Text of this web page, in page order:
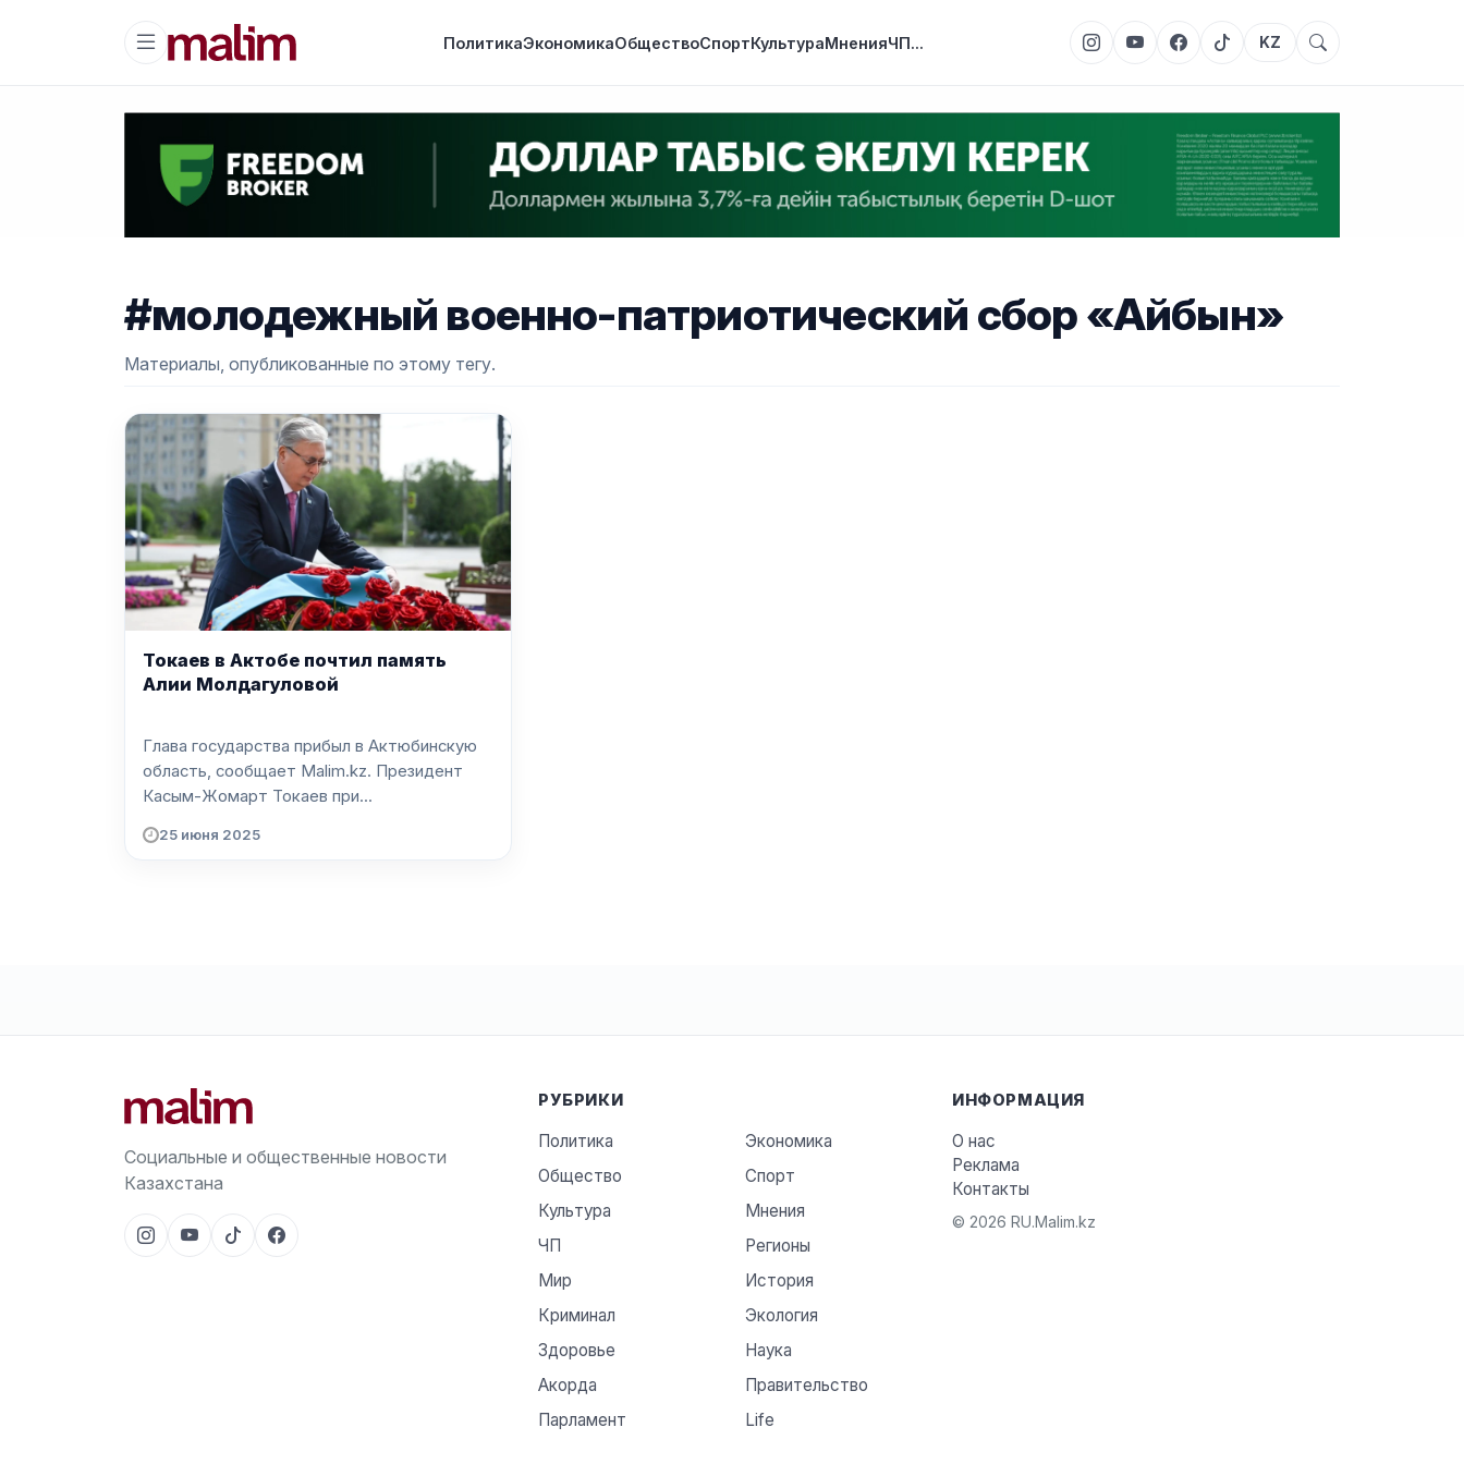
ПолитикаЭкономикаОбществоСпортКультураМненияЧП... KZ
#молодежный военно-патриотический сбор «Айбын»
Материалы, опубликованные по этому тегу.
Токаев в Актобе почтил память
Алии Молдагуловой
Глава государства прибыл в Актюбинскую
область, сообщает Malim.kz. Президент
Касым-Жомарт Токаев при...
25 июня 2025
Социальные и общественные новости
Казахстана
РУБРИКИ
Политика
Экономика
Общество
Спорт
Культура
Мнения
ЧП
Регионы
Мир
История
Криминал
Экология
Здоровье
Наука
Акорда
Правительство
Парламент
Life
ИНФОРМАЦИЯ
О нас
Реклама
Контакты
© 2026 RU.Malim.kz